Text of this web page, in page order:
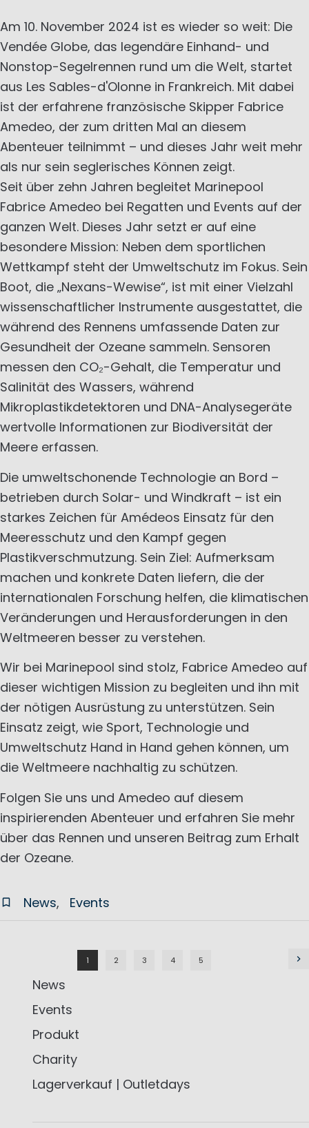
Am 10. November 2024 ist es wieder so weit: Die
Vendée Globe, das legendäre Einhand- und
Nonstop-Segelrennen rund um die Welt, startet
aus Les Sables-d'Olonne in Frankreich. Mit dabei
ist der erfahrene französische Skipper Fabrice
Amedeo, der zum dritten Mal an diesem
Abenteuer teilnimmt – und dieses Jahr weit mehr
als nur sein seglerisches Können zeigt.
Seit über zehn Jahren begleitet Marinepool
Fabrice Amedeo bei Regatten und Events auf der
ganzen Welt. Dieses Jahr setzt er auf eine
besondere Mission: Neben dem sportlichen
Wettkampf steht der Umweltschutz im Fokus. Sein
Boot, die „Nexans-Wewise“, ist mit einer Vielzahl
wissenschaftlicher Instrumente ausgestattet, die
während des Rennens umfassende Daten zur
Gesundheit der Ozeane sammeln. Sensoren
messen den CO₂-Gehalt, die Temperatur und
Salinität des Wassers, während
Mikroplastikdetektoren und DNA-Analysegeräte
wertvolle Informationen zur Biodiversität der
Meere erfassen.
Die umweltschonende Technologie an Bord –
betrieben durch Solar- und Windkraft – ist ein
starkes Zeichen für Amédeos Einsatz für den
Meeresschutz und den Kampf gegen
Plastikverschmutzung. Sein Ziel: Aufmerksam
machen und konkrete Daten liefern, die der
internationalen Forschung helfen, die klimatischen
Veränderungen und Herausforderungen in den
Weltmeeren besser zu verstehen.
Wir bei Marinepool sind stolz, Fabrice Amedeo auf
dieser wichtigen Mission zu begleiten und ihn mit
der nötigen Ausrüstung zu unterstützen. Sein
Einsatz zeigt, wie Sport, Technologie und
Umweltschutz Hand in Hand gehen können, um
die Weltmeere nachhaltig zu schützen.
Folgen Sie uns und Amedeo auf diesem
inspirierenden Abenteuer und erfahren Sie mehr
über das Rennen und unseren Beitrag zum Erhalt
der Ozeane.
News Events
1 2 3 4 5
News
Events
Produkt
Charity
Lagerverkauf | Outletdays